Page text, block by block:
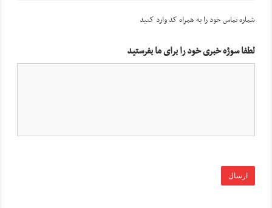
شماره تماس خود را به همراه کد وارد کنید
لطفا سوژه خبری خود را برای ما بفرستید